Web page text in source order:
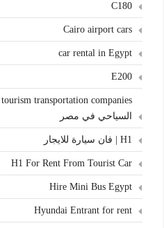
C180
Cairo airport cars
car rental in Egypt
E200
السياحي في مصر
H1 | فان سيارة للايجار
H1 For Rent From Tourist Car
Hire Mini Bus Egypt
Hyundai Entrant for rent